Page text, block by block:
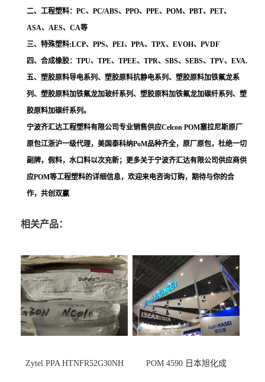
二、工程塑料：PC、PC/ABS、PPO、PPE、POM、PBT、PET、
ASA、AES、CA等
三、特殊塑料:LCP、PPS、PEI、PPA、TPX、EVOH、PVDF
四、合成橡胶：TPU、TPE、TPEE、TPR、SBS、SEBS、TPV、EVA.
五、塑胶原料导电系列、塑胶原料抗静电系列、塑胶原料加铁氟龙系
列、塑胶原料加铁氟龙加玻纤系列、塑胶原料加铁氟龙加碳纤系列、塑
胶原料加碳纤系列。
宁波齐汇达工程塑料有限公司专业销售供应Celcon POM塞拉尼斯原厂
原包江浙沪一级代理，美国泰科纳PoM品种齐全，原厂原包，杜绝一切
副牌，假料，水口料以次充新；更多关于宁波齐汇达有限公司供应商供
应POM等工程塑料的详细信息，欢迎来电咨询订购，期待与你的合
作，共创双赢
相关产品：
Zytel PPA HTNFR52G30NH POM 4590 日本旭化成